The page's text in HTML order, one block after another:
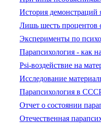
История
Лишь шесть процентов
Эксперименты по
Парапсихология - как
Psi-воздействие на
Исследование
Парапсихология в
Отчет о состоянии
Отечественная